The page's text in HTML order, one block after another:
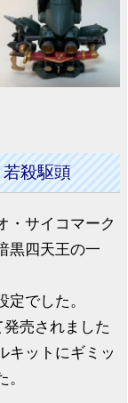
殺駆頭
・サイコマーク
黒四天王の一
でした。
売されました
キットにギミッ